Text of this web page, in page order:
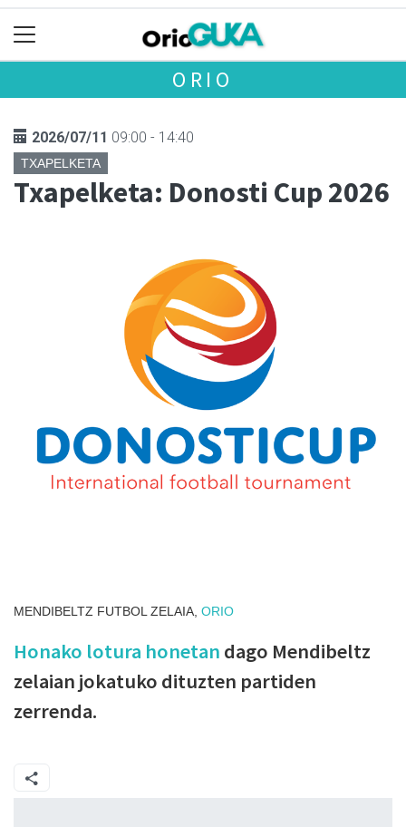
ORIO
2026/07/11 09:00 - 14:40
TXAPELKETA
Txapelketa: Donosti Cup 2026
MENDIBELTZ FUTBOL ZELAIA, ORIO
Honako lotura honetan dago Mendibeltz
zelaian jokatuko dituzten partiden
zerrenda.